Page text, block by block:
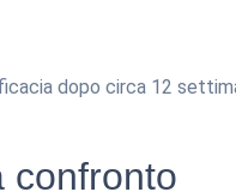
dopo circa 12
confronto